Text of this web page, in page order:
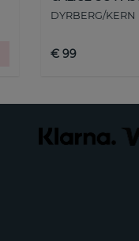
DYRBERG/KERN
€ 99